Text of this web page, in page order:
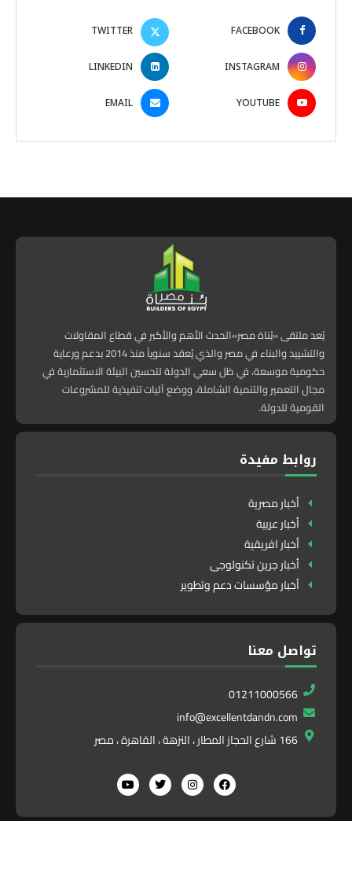
FACEBOOK
TWITTER
INSTAGRAM
LINKEDIN
YOUTUBE
EMAIL
يُعد ملتقى «بُناة مصر»الحدث الأهم والأكبر في قطاع المقاولات
والتشييد والبناء في مصر والذي يُعقد سنوياً منذ 2014 بدعم ورعاية
حكومية موسعة، في ظل سعي الدولة لتحسين البيئة الاستثمارية في
مجال التعمير والتنمية الشاملة، ووضع آليات تنفيذية للمشروعات
القومية للدولة.
روابط مفيدة
أخبار مصرية
أخبار عربية
أخبار افريقية
أخبار جرين تكنولوجى
أخبار مؤسسات دعم وتطوير
تواصل معنا
01211000566
info@excellentdandn.com
166 شارع الحجاز المطار ، النزهة ، القاهرة ، مصر